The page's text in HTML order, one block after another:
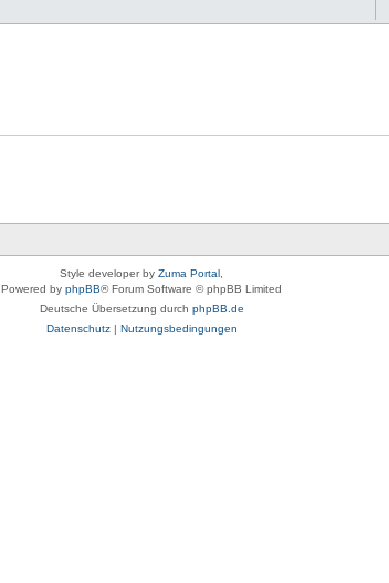
Style developer by Zuma Portal
Powered by phpBB® Forum Software © phpBB Limited
Deutsche Übersetzung durch phpBB.de
Datenschutz| Nutzungsbedingungen